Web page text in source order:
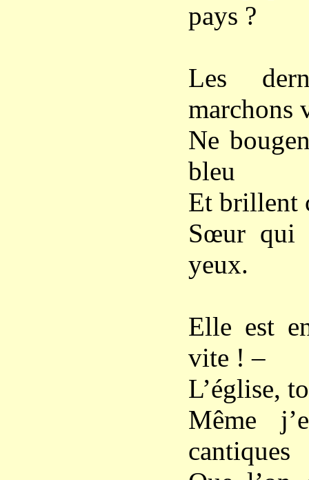
pays ?
Les
marchons
Ne
bleu
Et brillent
Sœur qui
yeux.
Elle est
vite ! –
L’église,
Même
cantiques